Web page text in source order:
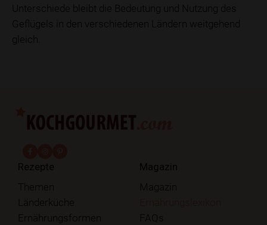
Unterschiede bleibt die Bedeutung und Nutzung des
Geflügels in den verschiedenen Ländern weitgehend
gleich.
Rezepte
Themen
Länderküche
Ernährungsformen
Magazin
Magazin
FAQs